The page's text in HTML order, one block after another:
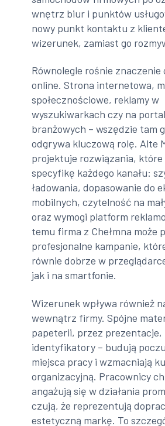
wnętrz biur i punktów
nowy punkt kontaktu z
wizerunek, zamiast go
Równolegle rośnie znaczenie
online. Strona internetowa,
społecznościowe, reklamy w
wyszukiwarkach czy na
branżowych – wszędzie tam
odgrywa kluczową rolę. Alte
projektuje rozwiązania,
specyfikę każdego kanału:
ładowania, dopasowanie do
mobilnych, czytelność na
oraz wymogi platform
temu firma z Chełmna może
profesjonalne kampanie,
równie dobrze w
jak i na smartfonie.
Wizerunek wpływa również
wewnątrz firmy. Spójne
papeterii, przez prezentacje,
identyfikatory – budują
miejsca pracy i wzmacniają
organizacyjną. Pracownicy
angażują się w działania
czują, że reprezentują
estetyczną markę. To